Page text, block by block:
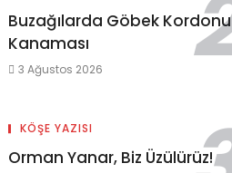
Buzağılarda Göbek Kordonu
Kanaması
3 Ağustos 2026
KÖŞE YAZISI
Orman Yanar, Biz Üzülürüz!